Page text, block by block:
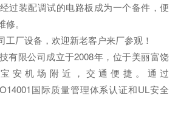
过装配调试的电路板成为一个备件，便
。
厂设备，欢迎新老客户来厂参观！
限公司成立于2008年，位于美丽富饶
安机场附近，交通便捷。通过
国际质量管理体系认证和UL安全